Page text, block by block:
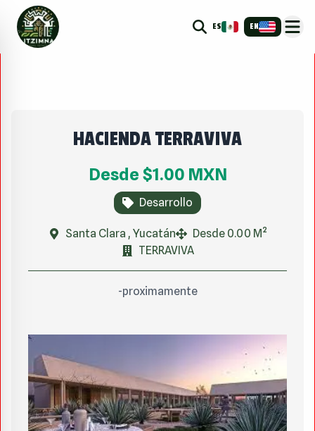
ES EN
HACIENDA TERRAVIVA
Desde $1.00 MXN
Desarrollo
Santa Clara , Yucatán
Desde 0.00 M²
TERRAVIVA
-proximamente